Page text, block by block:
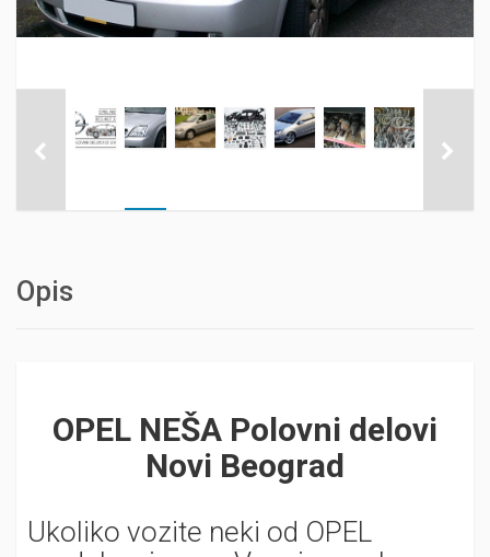
Opis
OPEL NEŠA Polovni delovi
Novi Beograd
Ukoliko vozite neki od OPEL